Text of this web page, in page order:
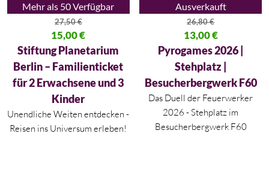
Mehr als 50 Verfügbar
27,50€
Ursprünglicher Preis war: 27,50 €
15,00€
Aktueller Preis ist: 15,00 €.
Stiftung Planetarium
Berlin – Familienticket
für 2 Erwachsene und 3
Kinder
Unendliche Weiten entdecken -
Reisen ins Universum erleben!
Ausverkauft
26,80€
Ursprünglicher Preis war:
13,00€
Aktueller Preis ist: 13,00 €.
Pyrogames 2026 |
Stehplatz |
Besucherbergwerk F60
Das Duell der Feuerwerker
2026 - Stehplatz im
Besucherbergwerk F60